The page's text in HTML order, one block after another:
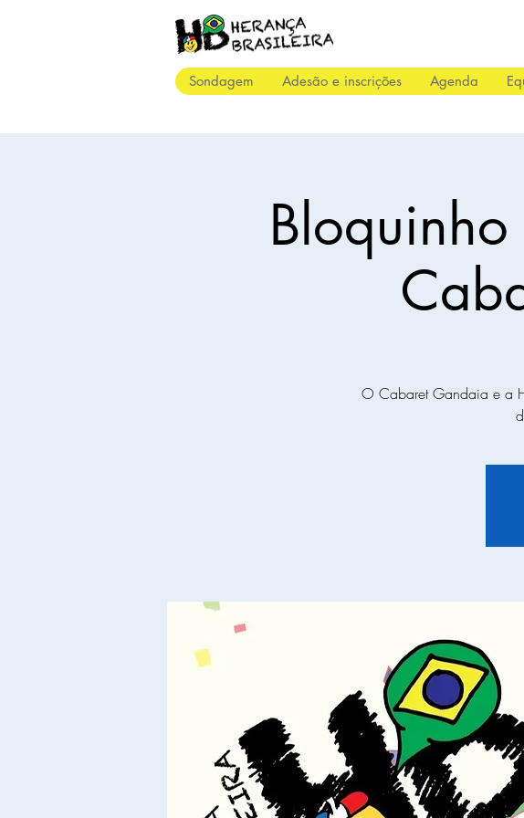
Sondagem Adesão e inscrições Agenda
O Cabaret Gandaia e a